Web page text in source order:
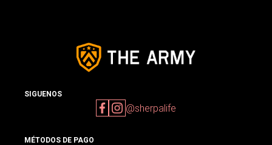
SIGUENOS
@sherpalife
MÉTODOS DE PAGO